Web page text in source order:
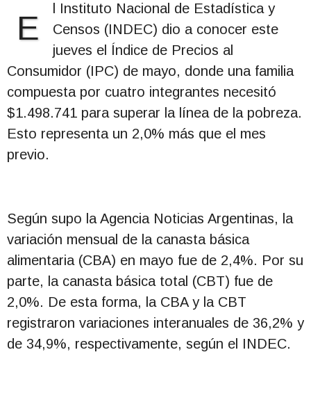
E
l Instituto Nacional de Estadística y
Censos (INDEC) dio a conocer este
jueves el Índice de Precios al
Consumidor (IPC) de mayo, donde una familia
compuesta por cuatro integrantes necesitó
$1.498.741 para superar la línea de la pobreza.
Esto representa un 2,0% más que el mes
previo.
Según supo la Agencia Noticias Argentinas, la
variación mensual de la canasta básica
alimentaria (CBA) en mayo fue de 2,4%. Por su
parte, la canasta básica total (CBT) fue de
2,0%. De esta forma, la CBA y la CBT
registraron variaciones interanuales de 36,2% y
de 34,9%, respectivamente, según el INDEC.